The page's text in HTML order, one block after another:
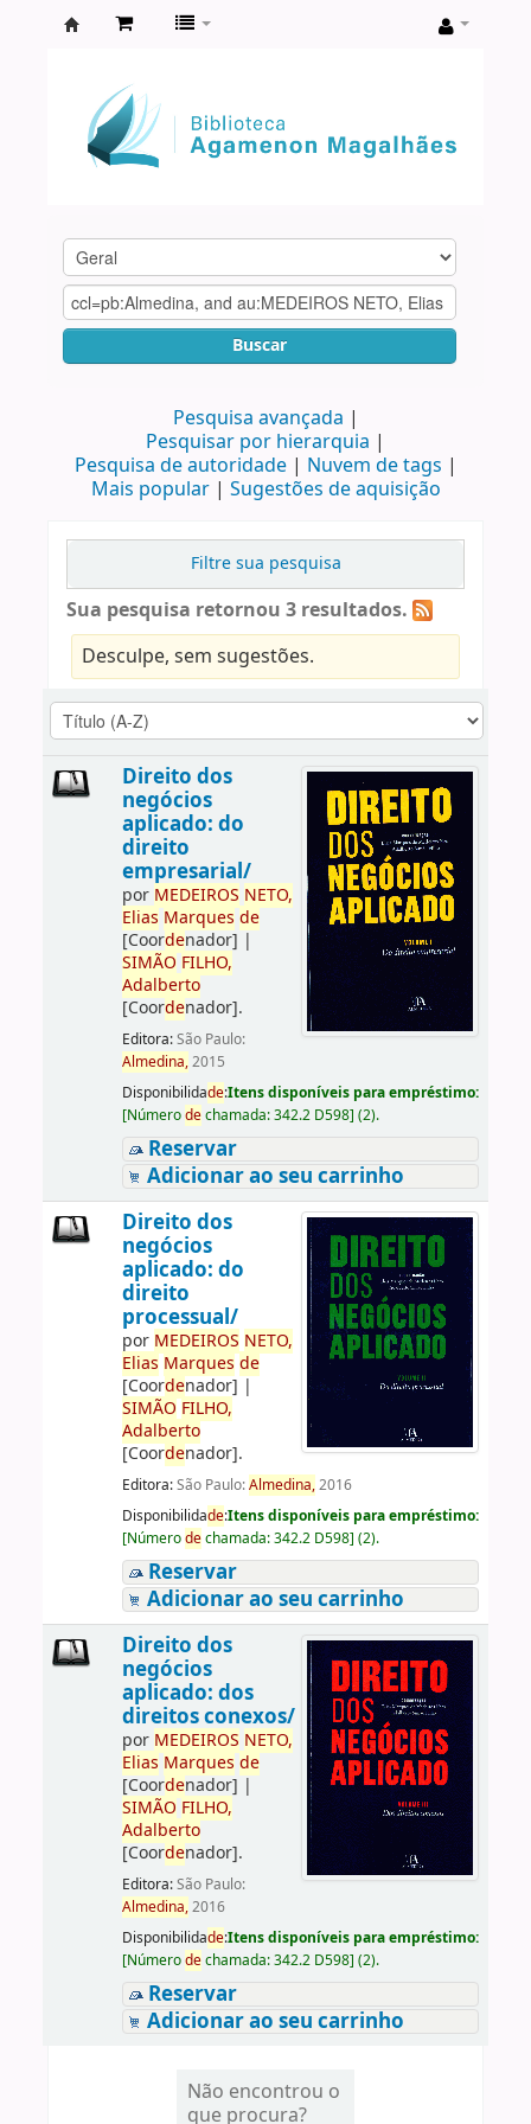
Agamenon
Magalhães
Buscar
Pesquisa avançada
Pesquisar por hierarquia
Pesquisa de autoridade
Nuvem de tags
Mais popular
Sugestões de aquisição
Filtre sua pesquisa
Sua pesquisa retornou 3 resultados.
Desculpe, sem sugestões.
Direito dos
negócios
aplicado: do
direito
empresarial/
por MEDEIROS NETO,
Elias Marques de
[Coordenador] |
SIMÃO FILHO,
Adalberto
[Coordenador].
Editora:São Paulo:
Almedina,2015
Disponibilidade:Itens disponíveis para empréstimo:
[Númerodechamada:342.2 D598] (2).
Reservar
Adicionar ao seu carrinho
Direito dos
negócios
aplicado: do
direito
processual/
por MEDEIROS NETO,
Elias Marques de
[Coordenador] |
SIMÃO FILHO,
Adalberto
[Coordenador].
Editora:São Paulo:Almedina,2016
Disponibilidade:Itens disponíveis para empréstimo:
[Númerodechamada:342.2 D598] (2).
Reservar
Adicionar ao seu carrinho
Direito dos
negócios
aplicado: dos
direitos conexos/
por MEDEIROS NETO,
Elias Marques de
[Coordenador] |
SIMÃO FILHO,
Adalberto
[Coordenador].
Editora:São Paulo:
Almedina,2016
Disponibilidade:Itens disponíveis para empréstimo:
[Númerodechamada:342.2 D598] (2).
Reservar
Adicionar ao seu carrinho
Não encontrou o
que procura?